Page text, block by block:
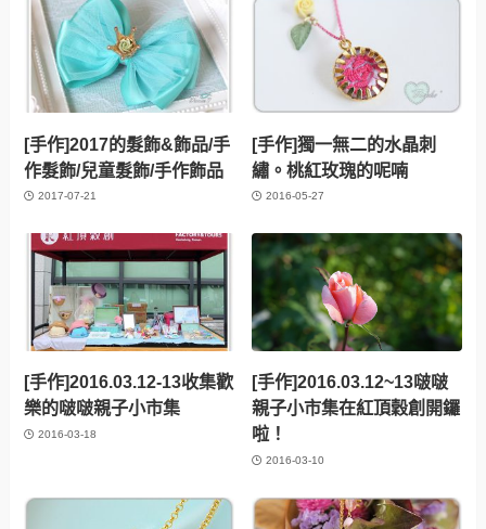
[手作]2017的髮飾&飾品/手
作髮飾/兒童髮飾/手作飾品
2017-07-21
[手作]獨一無二的水晶刺
繡。桃紅玫瑰的呢喃
2016-05-27
[手作]2016.03.12-13收集歡
樂的啵啵親子小市集
2016-03-18
[手作]2016.03.12~13啵啵
親子小市集在紅頂穀創開鑼
啦！
2016-03-10